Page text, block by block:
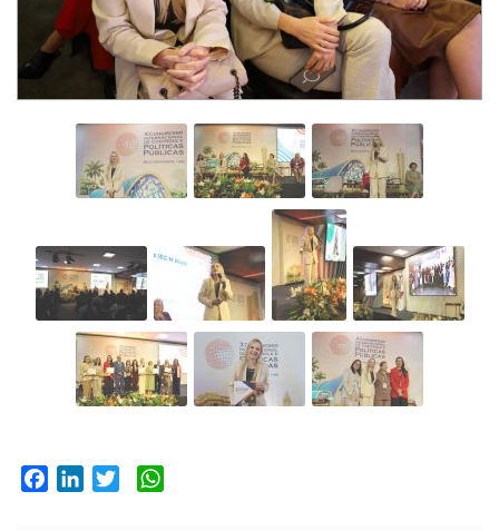
FacebookLinkedIn
Twitter